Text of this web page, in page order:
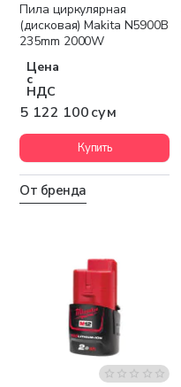
Бесплатная доставка
Пила циркулярная
(дисковая) Makita N5900B
235mm 2000W
Цена
с
НДС
5 122 100 сум
Купить
От бренда